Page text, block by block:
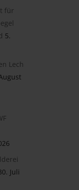
für
5.
Lech
Juli